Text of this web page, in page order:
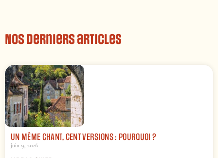
Nos derniers articles
UN MÊME CHANT, CENT VERSIONS : POURQUOI ?
juin 9, 2026